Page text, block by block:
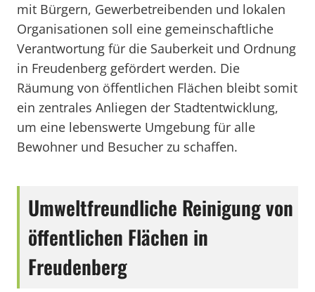
mit Bürgern, Gewerbetreibenden und lokalen
Organisationen soll eine gemeinschaftliche
Verantwortung für die Sauberkeit und Ordnung
in Freudenberg gefördert werden. Die
Räumung von öffentlichen Flächen bleibt somit
ein zentrales Anliegen der Stadtentwicklung,
um eine lebenswerte Umgebung für alle
Bewohner und Besucher zu schaffen.
Umweltfreundliche Reinigung von
öffentlichen Flächen in
Freudenberg